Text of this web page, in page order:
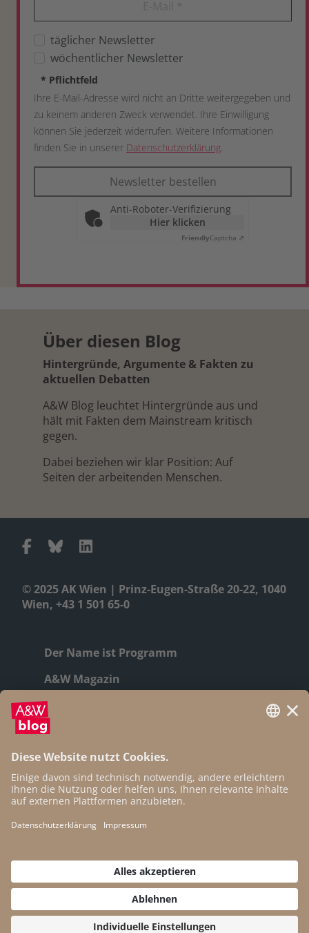
täglicher Newsletter
wöchentlicher Newsletter
* Pflichtfeld
Ihre E-Mail-Adresse wird nicht an Dritte weitergegeben und
zu keinem anderen Zweck verwendet. Ihre Einwilligung
können Sie jederzeit widerrufen. Weitere Informationen
finden Sie in unserer Datenschutzerklärung.
Newsletter bestellen
Anti-Roboter-Verifizierung
Hier klicken
FriendlyCaptcha ⇗
© 2025 AK Wien | Prinz-Eugen-Straße 20-22, 1040
Wien, +43 1 501 65-0
Der Name ist Programm
A&W Magazin
Geschichte
Autor:innen
Newsletter
Open Access
Impressum
Datenschutz
Über diesen Blog
Hintergründe, Argumente & Fakten zu
aktuellen Debatten
A&W Blog leuchtet Hintergründe aus und
hält mit Fakten dem Mainstream kritisch
gegen.
Dabei beziehen wir klar Position: Auf
Seiten der arbeitenden Menschen.